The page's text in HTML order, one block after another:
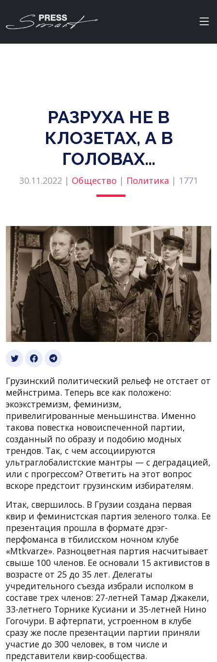
РАЗРУХА НЕ В
КЛОЗЕТАХ, А В
ГОЛОВАХ…
30.11.2022 | Общество | Политика | 1771
Грузинский политический рельеф не отстает от
мейнстрима. Теперь все как положено:
экоэкстремизм, феминизм,
привелигированные меньшинства. Именно
такова повестка новоиспеченной партии,
созданный по образу и подобию модных
трендов. Так, с чем ассоциируются
ультраглобалистские мантры — с деградацией,
или с прогрессом? Ответить на этот вопрос
вскоре предстоит грузинским избирателям.
Итак, свершилось. В Грузии создана первая
квир и феминистская партия зеленого толка. Ее
презентация прошла в формате дрэг-
перфоманса в тбилисском ночном клубе
«Mtkvarze». Разноцветная партия насчитывает
свыше 100 членов. Ее основали 15 активистов в
возрасте от 25 до 35 лет. Делегаты
учредительного съезда избрали исполком в
составе трех членов: 27-летней Тамар Джакели,
33-летнего Торнике Кусиани и 35-летней Нино
Гогочури. В афтерпати, устроенном в клубе
сразу же после презентации партии приняли
участие до 300 человек, в том числе и
представители квир-сообщества.